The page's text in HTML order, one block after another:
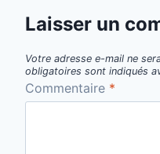
Laisser un
Votre adresse e-mail ne
obligatoires sont indiqués
Commentaire *